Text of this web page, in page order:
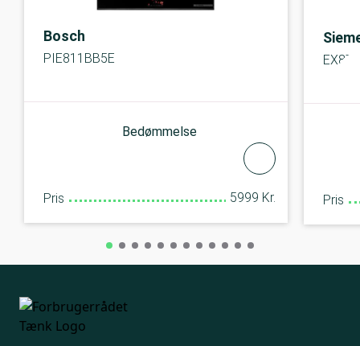
Bosch
PIE811BB5E
Bedømmelse
Pris 5999 Kr. Pris